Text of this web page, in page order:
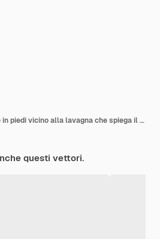
Ingegnere femminile in piedi vicino alla lavagna che spiega il progetto. Progetto, edificio, illustrazione vettoriale piatto del lavoratore. Edilizia e architettura
questi vettori.